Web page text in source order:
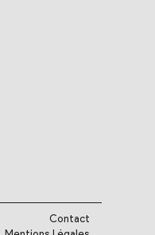
Contact